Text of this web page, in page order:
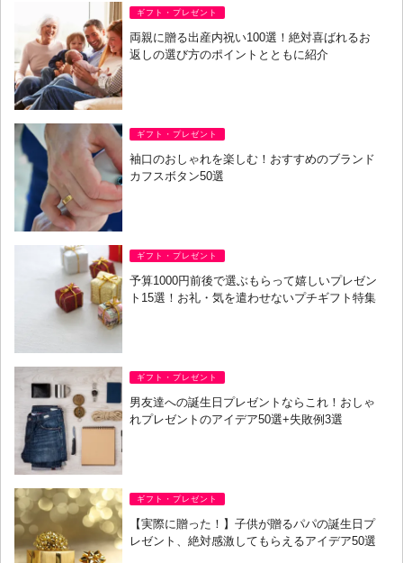
ギフト・プレゼント
両親に贈る出産内祝い100選！絶対喜ばれるお
返しの選び方のポイントとともに紹介
ギフト・プレゼント
袖口のおしゃれを楽しむ！おすすめのブランド
カフスボタン50選
ギフト・プレゼント
予算1000円前後で選ぶもらって嬉しいプレゼン
ト15選！お礼・気を遣わせないプチギフト特集
ギフト・プレゼント
男友達への誕生日プレゼントならこれ！おしゃ
れプレゼントのアイデア50選+失敗例3選
ギフト・プレゼント
【実際に贈った！】子供が贈るパパの誕生日プ
レゼント、絶対感激してもらえるアイデア50選